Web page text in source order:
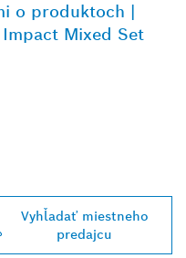
o produktoch |
Mixed Set
Vyhľadať miestneho
predajcu